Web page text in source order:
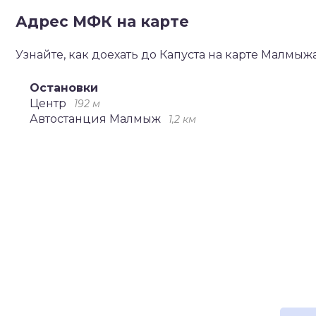
Адрес МФК на карте
Узнайте, как доехать до Капуста на карте
Остановки
Центр
192 м
Автостанция Малмыж 1,2 км